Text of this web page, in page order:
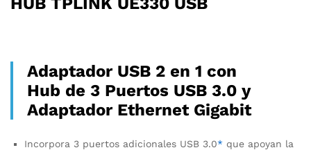
Adaptador USB 2 en 1 con
Hub de 3 Puertos USB 3.0 y
Adaptador Ethernet Gigabit
Incorpora 3 puertos adicionales USB 3.0* que apoyan la